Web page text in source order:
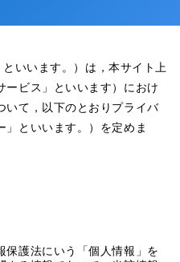
いいます。）は，本サイト上
ービス」といいます）におけ
いて，以下のとおりプライバ
」といいます。）を定めま
保護法にいう「個人情報」を